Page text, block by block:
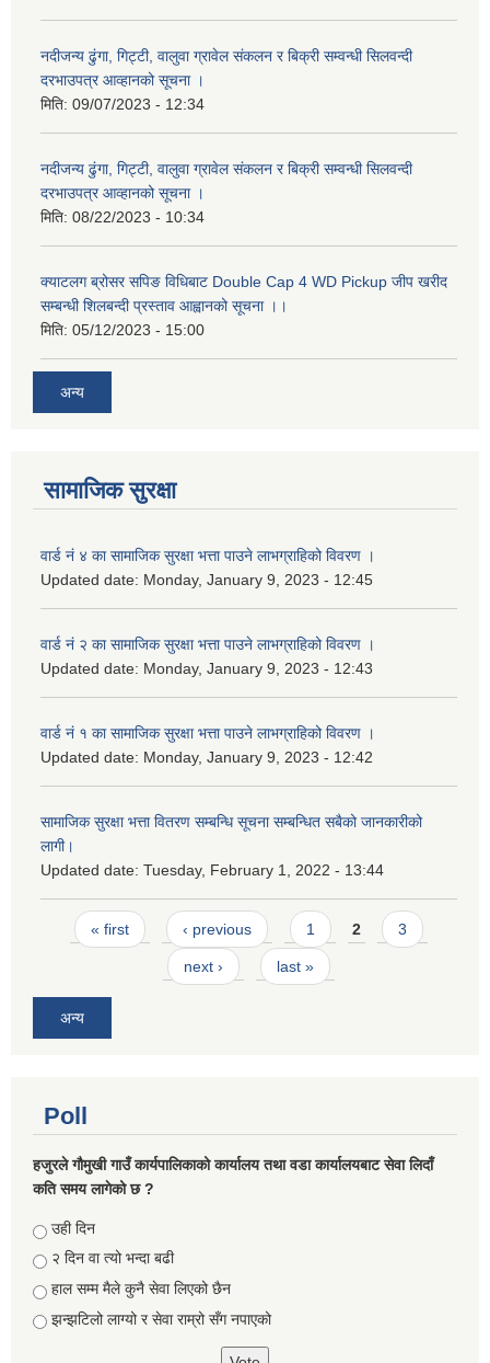
नदीजन्य ढुंगा, गिट्टी, वालुवा ग्रावेल संकलन र बिक्री सम्वन्धी सिलवन्दी
दरभाउपत्र आव्हानको सूचना ।
मिति: 09/07/2023 - 12:34
नदीजन्य ढुंगा, गिट्टी, वालुवा ग्रावेल संकलन र बिक्री सम्वन्धी सिलवन्दी
दरभाउपत्र आव्हानको सूचना ।
मिति: 08/22/2023 - 10:34
क्याटलग ब्रोसर सपिङ विधिबाट Double Cap 4 WD Pickup जीप खरीद
सम्बन्धी शिलबन्दी प्रस्ताव आह्वानको सूचना ।।
मिति: 05/12/2023 - 15:00
अन्य
सामाजिक सुरक्षा
वार्ड नं ४ का सामाजिक सुरक्षा भत्ता पाउने लाभग्राहिको विवरण ।
Updated date: Monday, January 9, 2023 - 12:45
वार्ड नं २ का सामाजिक सुरक्षा भत्ता पाउने लाभग्राहिको विवरण ।
Updated date: Monday, January 9, 2023 - 12:43
वार्ड नं १ का सामाजिक सुरक्षा भत्ता पाउने लाभग्राहिको विवरण ।
Updated date: Monday, January 9, 2023 - 12:42
सामाजिक सुरक्षा भत्ता वितरण सम्बन्धि सूचना सम्बन्धित सबैको जानकारीको
लागी।
Updated date: Tuesday, February 1, 2022 - 13:44
Pages
« first ‹ previous 1 2 3
next › last »
अन्य
Poll
हजुरले गौमुखी गाउँ कार्यपालिकाको कार्यालय तथा वडा कार्यालयबाट सेवा लिदाँ
कति समय लागेको छ ?
Choices
उही दिन
२ दिन वा त्यो भन्दा बढी
हाल सम्म मैले कुनै सेवा लिएको छैन
झन्झटिलो लाग्यो र सेवा राम्रो सँग नपाएको